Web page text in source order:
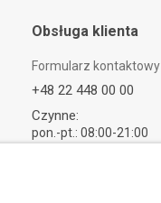
Obsługa klienta
Formularz kontaktowy
+48 22 448 00 00
Czynne:
pon.-pt.: 08:00-21:00